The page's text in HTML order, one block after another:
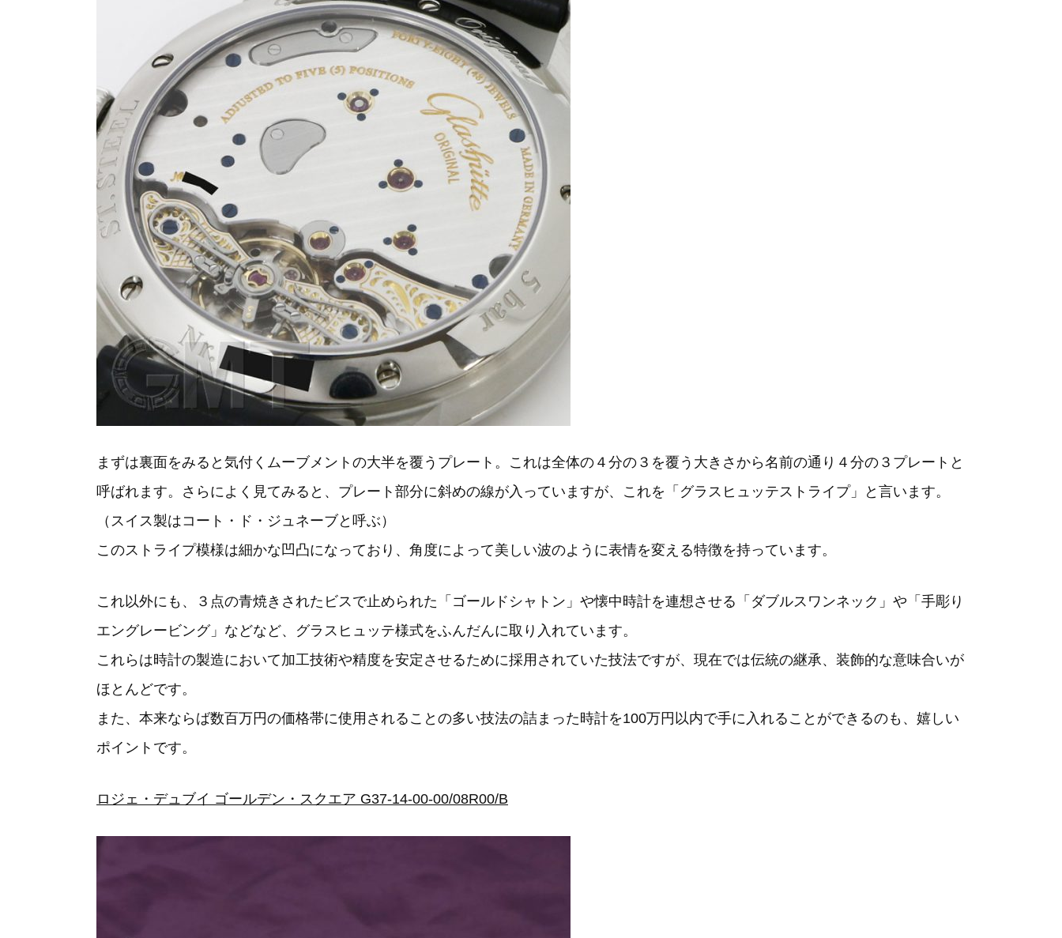
まずは裏面をみると気付くムーブメントの大半を覆うプレート。これは全体の４分の３を覆う大きさから名前の通り４分の３プレートと
呼ばれます。さらによく見てみると、プレート部分に斜めの線が入っていますが、これを「グラスヒュッテストライプ」と言います。
（スイス製はコート・ド・ジュネーブと呼ぶ）
このストライプ模様は細かな凹凸になっており、角度によって美しい波のように表情を変える特徴を持っています。
これ以外にも、３点の青焼きされたビスで止められた「ゴールドシャトン」や懐中時計を連想させる「ダブルスワンネック」や「手彫り
エングレービング」などなど、グラスヒュッテ様式をふんだんに取り入れています。
これらは時計の製造において加工技術や精度を安定させるために採用されていた技法ですが、現在では伝統の継承、装飾的な意味合いが
ほとんどです。
また、本来ならば数百万円の価格帯に使用されることの多い技法の詰まった時計を100万円以内で手に入れることができるのも、嬉しい
ポイントです。
ロジェ・デュブイ ゴールデン・スクエア G37-14-00-00/08R00/B